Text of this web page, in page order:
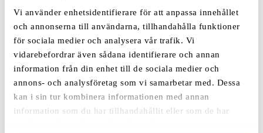
Vi använder enhetsidentifierare för att anpassa innehållet
och annonserna till användarna, tillhandahålla funktioner
för sociala medier och analysera vår trafik. Vi
vidarebefordrar även sådana identifierare och annan
information från din enhet till de sociala medier och
annons- och analysföretag som vi samarbetar med. Dessa
kan i sin tur kombinera informationen med annan
information som du har tillhandahållit eller som de har
Relaterade Produkter
Ögonmask För Sömn